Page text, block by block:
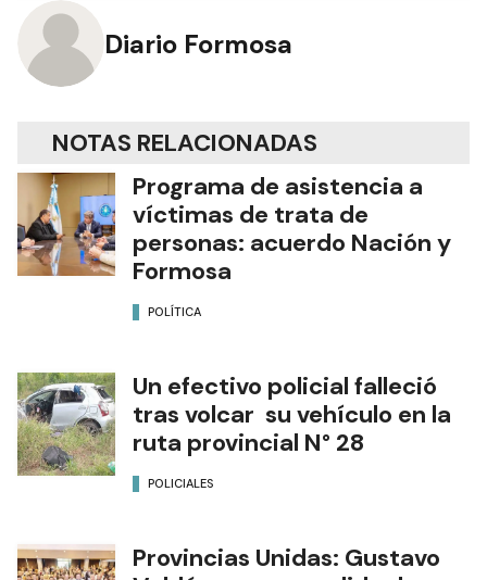
Diario Formosa
NOTAS RELACIONADAS
Programa de asistencia a
víctimas de trata de
personas: acuerdo Nación y
Formosa
POLÍTICA
Un efectivo policial falleció
tras volcar su vehículo en la
ruta provincial N° 28
POLICIALES
Provincias Unidas: Gustavo